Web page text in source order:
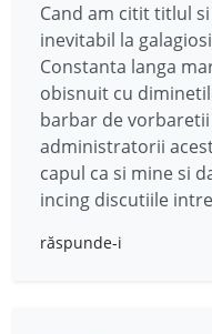
Cand am citit titlul
inevitabil la
Constanta langa
obisnuit cu
barbar de vorbaretii
administratorii
capul ca si mine si
incing discutiile
răspunde-i